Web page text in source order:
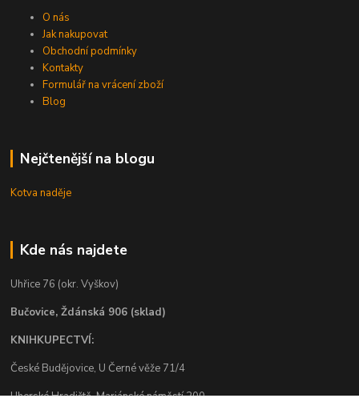
O nás
Jak nakupovat
Obchodní podmínky
Kontakty
Formulář na vrácení zboží
Blog
Nejčtenější na blogu
Kotva naděje
Kde nás najdete
Uhřice 76 (okr. Vyškov)
Bučovice, Ždánská 906 (sklad)
KNIHKUPECTVÍ:
České Budějovice, U Černé věže 71/4
Uherské Hradiště, Mariánské náměstí 200